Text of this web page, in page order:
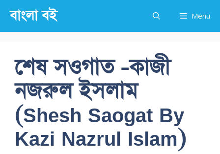
content
বাংলা বই Menu
শেষ সওগাত -কাজী
নজরুল ইসলাম
(Shesh Saogat By
Kazi Nazrul Islam)